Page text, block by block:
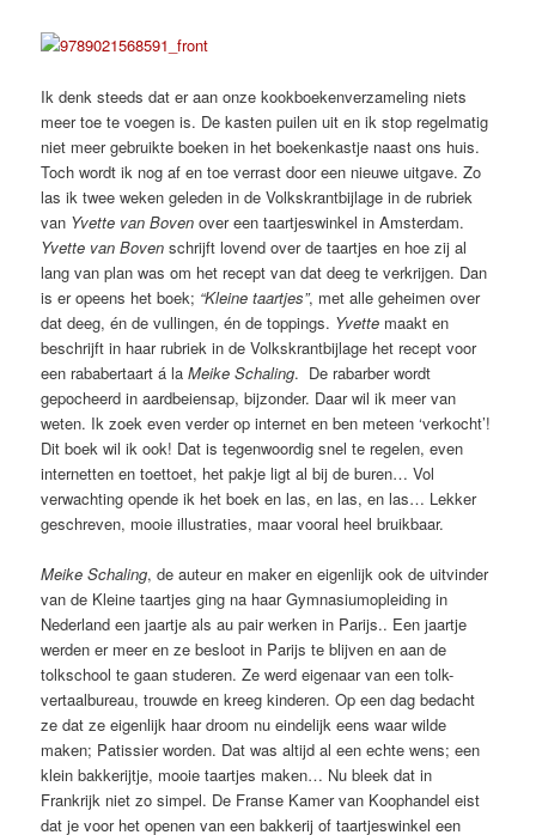
Ik denk steeds dat er aan onze kookboekenverzameling niets
meer toe te voegen is. De kasten puilen uit en ik stop regelmatig
niet meer gebruikte boeken in het boekenkastje naast ons huis.
Toch wordt ik nog af en toe verrast door een nieuwe uitgave. Zo
las ik twee weken geleden in de Volkskrantbijlage in de rubriek
van Yvette van Boven over een taartjeswinkel in Amsterdam.
Yvette van Boven schrijft lovend over de taartjes en hoe zij al
lang van plan was om het recept van dat deeg te verkrijgen. Dan
is er opeens het boek; “Kleine taartjes”, met alle geheimen over
dat deeg, én de vullingen, én de toppings. Yvette maakt en
beschrijft in haar rubriek in de Volkskrantbijlage het recept voor
een rababertaart á laMeike Schaling. De rabarber wordt
gepocheerd in aardbeiensap, bijzonder. Daar wil ik meer van
weten. Ik zoek even verder op internet en ben meteen ‘verkocht’!
Dit boek wil ik ook! Dat is tegenwoordig snel te regelen, even
internetten en toettoet, het pakje ligt al bij de buren… Vol
verwachting opende ik het boek en las, en las, en las… Lekker
geschreven, mooie illustraties, maar vooral heel bruikbaar.
Meike Schaling, de auteur en maker en eigenlijk ook de uitvinder
van de Kleine taartjes ging na haar Gymnasiumopleiding in
Nederland een jaartje als au pair werken in Parijs.. Een jaartje
werden er meer en ze besloot in Parijs te blijven en aan de
tolkschool te gaan studeren. Ze werd eigenaar van een tolk-
vertaalbureau, trouwde en kreeg kinderen. Op een dag bedacht
ze dat ze eigenlijk haar droom nu eindelijk eens waar wilde
maken; Patissier worden. Dat was altijd al een echte wens; een
klein bakkerijtje, mooie taartjes maken… Nu bleek dat in
Frankrijk niet zo simpel. De Franse Kamer van Koophandel eist
dat je voor het openen van een bakkerij of taartjeswinkel een